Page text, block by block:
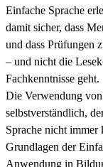
Einfache Sprache
damit sicher, dass
und dass Prüfungen
– und nicht die
Fachkenntnisse geht.
Die Verwendung
selbstverständlich,
Sprache nicht
Grundlagen der
Anwendung in